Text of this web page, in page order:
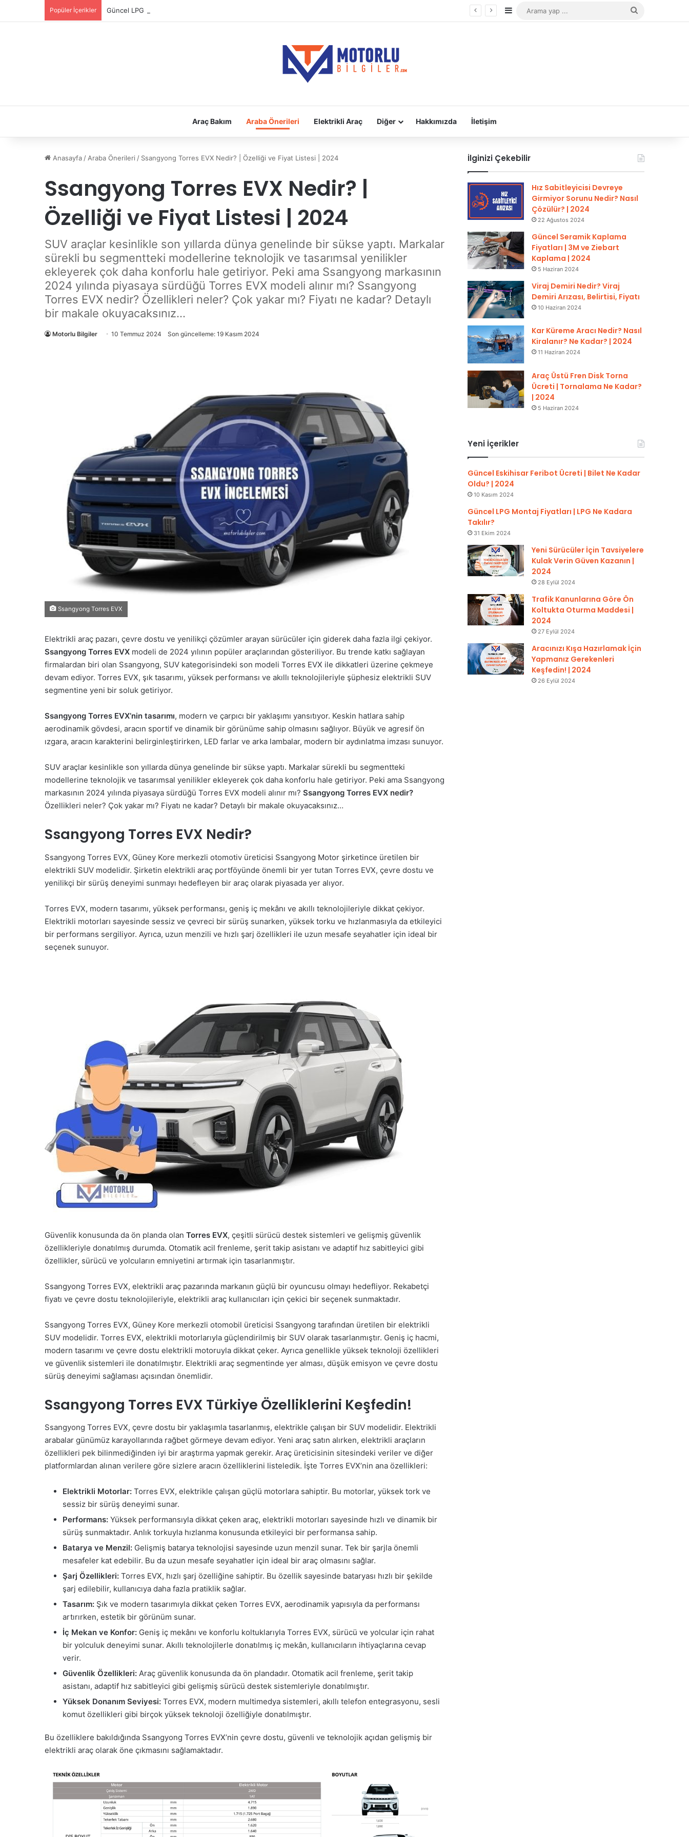
Popüler İçerikler Güncel LPG Montaj Fiyatları | LPG Ne Kadara Takılır? Kenar Bölmesi
Araç Bakım Araba Önerileri Elektrikli Araç Diğer Hakkımızda İletişim
Anasayfa / Araba Önerileri / Ssangyong Torres EVX Nedir? | Özelliği ve Fiyat Listesi | 2024
Ssangyong Torres EVX Nedir? |
Özelliği ve Fiyat Listesi | 2024
SUV araçlar kesinlikle son yıllarda dünya genelinde bir sükse yaptı. Markalar
sürekli bu segmentteki modellerine teknolojik ve tasarımsal yenilikler
ekleyerek çok daha konforlu hale getiriyor. Peki ama Ssangyong markasının
2024 yılında piyasaya sürdüğü Torres EVX modeli alınır mı? Ssangyong
Torres EVX nedir? Özellikleri neler? Çok yakar mı? Fiyatı ne kadar? Detaylı
bir makale okuyacaksınız…
Motorlu Bilgiler 10 Temmuz 2024 Son güncelleme: 19 Kasım 2024
Ssangyong Torres EVX
Elektrikli araç pazarı, çevre dostu ve yenilikçi çözümler arayan sürücüler için giderek daha fazla ilgi çekiyor.
Ssangyong Torres EVX modeli de 2024 yılının popüler araçlarından gösteriliyor. Bu trende katkı sağlayan
firmalardan biri olan Ssangyong, SUV kategorisindeki son modeli Torres EVX ile dikkatleri üzerine çekmeye
devam ediyor. Torres EVX, şık tasarımı, yüksek performansı ve akıllı teknolojileriyle şüphesiz elektrikli SUV
segmentine yeni bir soluk getiriyor.
Ssangyong Torres EVX’nin tasarımı, modern ve çarpıcı bir yaklaşımı yansıtıyor. Keskin hatlara sahip
aerodinamik gövdesi, aracın sportif ve dinamik bir görünüme sahip olmasını sağlıyor. Büyük ve agresif ön
ızgara, aracın karakterini belirginleştirirken, LED farlar ve arka lambalar, modern bir aydınlatma imzası sunuyor.
SUV araçlar kesinlikle son yıllarda dünya genelinde bir sükse yaptı. Markalar sürekli bu segmentteki
modellerine teknolojik ve tasarımsal yenilikler ekleyerek çok daha konforlu hale getiriyor. Peki ama Ssangyong
markasının 2024 yılında piyasaya sürdüğü Torres EVX modeli alınır mı? Ssangyong Torres EVX nedir?
Özellikleri neler? Çok yakar mı? Fiyatı ne kadar? Detaylı bir makale okuyacaksınız…
Ssangyong Torres EVX Nedir?
Ssangyong Torres EVX, Güney Kore merkezli otomotiv üreticisi Ssangyong Motor şirketince üretilen bir
elektrikli SUV modelidir. Şirketin elektrikli araç portföyünde önemli bir yer tutan Torres EVX, çevre dostu ve
yenilikçi bir sürüş deneyimi sunmayı hedefleyen bir araç olarak piyasada yer alıyor.
Torres EVX, modern tasarımı, yüksek performansı, geniş iç mekânı ve akıllı teknolojileriyle dikkat çekiyor.
Elektrikli motorları sayesinde sessiz ve çevreci bir sürüş sunarken, yüksek torku ve hızlanmasıyla da etkileyici
bir performans sergiliyor. Ayrıca, uzun menzili ve hızlı şarj özellikleri ile uzun mesafe seyahatler için ideal bir
seçenek sunuyor.
Güvenlik konusunda da ön planda olan Torres EVX, çeşitli sürücü destek sistemleri ve gelişmiş güvenlik
özellikleriyle donatılmış durumda. Otomatik acil frenleme, şerit takip asistanı ve adaptif hız sabitleyici gibi
özellikler, sürücü ve yolcuların emniyetini artırmak için tasarlanmıştır.
Ssangyong Torres EVX, elektrikli araç pazarında markanın güçlü bir oyuncusu olmayı hedefliyor. Rekabetçi
fiyatı ve çevre dostu teknolojileriyle, elektrikli araç kullanıcıları için çekici bir seçenek sunmaktadır.
Ssangyong Torres EVX, Güney Kore merkezli otomobil üreticisi Ssangyong tarafından üretilen bir elektrikli
SUV modelidir. Torres EVX, elektrikli motorlarıyla güçlendirilmiş bir SUV olarak tasarlanmıştır. Geniş iç hacmi,
modern tasarımı ve çevre dostu elektrikli motoruyla dikkat çeker. Ayrıca genellikle yüksek teknoloji özellikleri
ve güvenlik sistemleri ile donatılmıştır. Elektrikli araç segmentinde yer alması, düşük emisyon ve çevre dostu
sürüş deneyimi sağlaması açısından önemlidir.
Ssangyong Torres EVX Türkiye Özelliklerini Keşfedin!
Ssangyong Torres EVX, çevre dostu bir yaklaşımla tasarlanmış, elektrikle çalışan bir SUV modelidir. Elektrikli
arabalar günümüz karayollarında rağbet görmeye devam ediyor. Yeni araç satın alırken, elektrikli araçların
özellikleri pek bilinmediğinden iyi bir araştırma yapmak gerekir. Araç üreticisinin sitesindeki veriler ve diğer
platformlardan alınan verilere göre sizlere aracın özelliklerini listeledik. İşte Torres EVX’nin ana özellikleri:
Elektrikli Motorlar: Torres EVX, elektrikle çalışan güçlü motorlara sahiptir. Bu motorlar, yüksek tork ve
sessiz bir sürüş deneyimi sunar.
Performans: Yüksek performansıyla dikkat çeken araç, elektrikli motorları sayesinde hızlı ve dinamik bir
sürüş sunmaktadır. Anlık torkuyla hızlanma konusunda etkileyici bir performansa sahip.
Batarya ve Menzil: Gelişmiş batarya teknolojisi sayesinde uzun menzil sunar. Tek bir şarjla önemli
mesafeler kat edebilir. Bu da uzun mesafe seyahatler için ideal bir araç olmasını sağlar.
Şarj Özellikleri: Torres EVX, hızlı şarj özelliğine sahiptir. Bu özellik sayesinde bataryası hızlı bir şekilde
şarj edilebilir, kullanıcıya daha fazla pratiklik sağlar.
Tasarım: Şık ve modern tasarımıyla dikkat çeken Torres EVX, aerodinamik yapısıyla da performansı
artırırken, estetik bir görünüm sunar.
İç Mekan ve Konfor: Geniş iç mekânı ve konforlu koltuklarıyla Torres EVX, sürücü ve yolcular için rahat
bir yolculuk deneyimi sunar. Akıllı teknolojilerle donatılmış iç mekân, kullanıcıların ihtiyaçlarına cevap
verir.
Güvenlik Özellikleri: Araç güvenlik konusunda da ön plandadır. Otomatik acil frenleme, şerit takip
asistanı, adaptif hız sabitleyici gibi gelişmiş sürücü destek sistemleriyle donatılmıştır.
Yüksek Donanım Seviyesi: Torres EVX, modern multimedya sistemleri, akıllı telefon entegrasyonu, sesli
komut özellikleri gibi birçok yüksek teknoloji özelliğiyle donatılmıştır.
Bu özelliklere bakıldığında Ssangyong Torres EVX’nin çevre dostu, güvenli ve teknolojik açıdan gelişmiş bir
elektrikli araç olarak öne çıkmasını sağlamaktadır.
İlginizi Çekebilir
Hız Sabitleyicisi Devreye
Girmiyor Sorunu Nedir? Nasıl
Çözülür? | 2024
22 Ağustos 2024
Güncel Seramik Kaplama
Fiyatları | 3M ve Ziebart
Kaplama | 2024
5 Haziran 2024
Viraj Demiri Nedir? Viraj
Demiri Arızası, Belirtisi, Fiyatı
10 Haziran 2024
Kar Küreme Aracı Nedir? Nasıl
Kiralanır? Ne Kadar? | 2024
11 Haziran 2024
Araç Üstü Fren Disk Torna
Ücreti | Tornalama Ne Kadar?
| 2024
5 Haziran 2024
Yeni İçerikler
Güncel Eskihisar Feribot Ücreti | Bilet Ne Kadar
Oldu? | 2024
10 Kasım 2024
Güncel LPG Montaj Fiyatları | LPG Ne Kadara
Takılır?
31 Ekim 2024
Yeni Sürücüler İçin Tavsiyelere
Kulak Verin Güven Kazanın |
2024
28 Eylül 2024
Trafik Kanunlarına Göre Ön
Koltukta Oturma Maddesi |
2024
27 Eylül 2024
Aracınızı Kışa Hazırlamak İçin
Yapmanız Gerekenleri
Keşfedin! | 2024
26 Eylül 2024